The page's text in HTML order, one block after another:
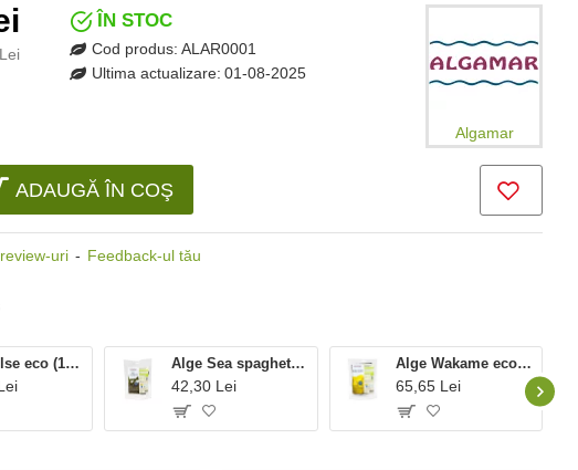
uri - Feedback-ul tău
ÎN STOC
Cod produs: ALAR0001
Ultima actualizare: 01-08-2025
Algamar
ADAUGĂ ÎN COŞ
Alge Dulse eco (100 grame), Algamar Alge Sea spaghetti eco (100 grame), Algamar
42,30 Lei
Alge Wakame eco (100 grame), Algamar
65,65 Lei